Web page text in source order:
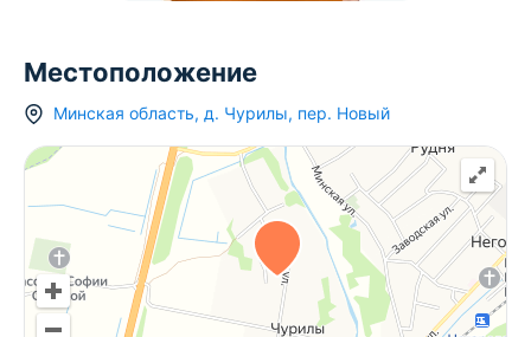
Местоположение
Минская область, д. Чурилы, пер. Новый